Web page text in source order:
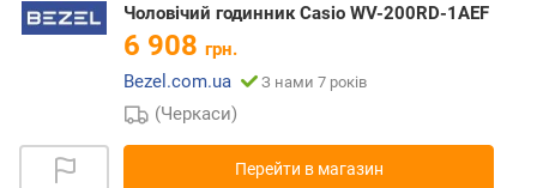
Чоловічий годинник Casio WV-200RD-1AEF
6 908 грн.
Bezel.com.ua
З нами 7 років
(Черкаси)
Перейти в магазин